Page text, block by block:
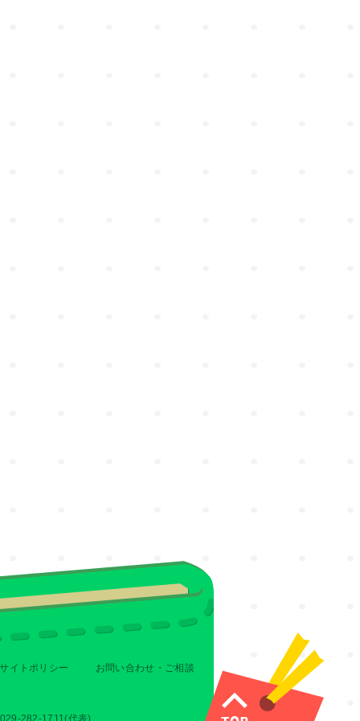
サイトポリシー お問い合わせ・ご相談
282-1711(代表)